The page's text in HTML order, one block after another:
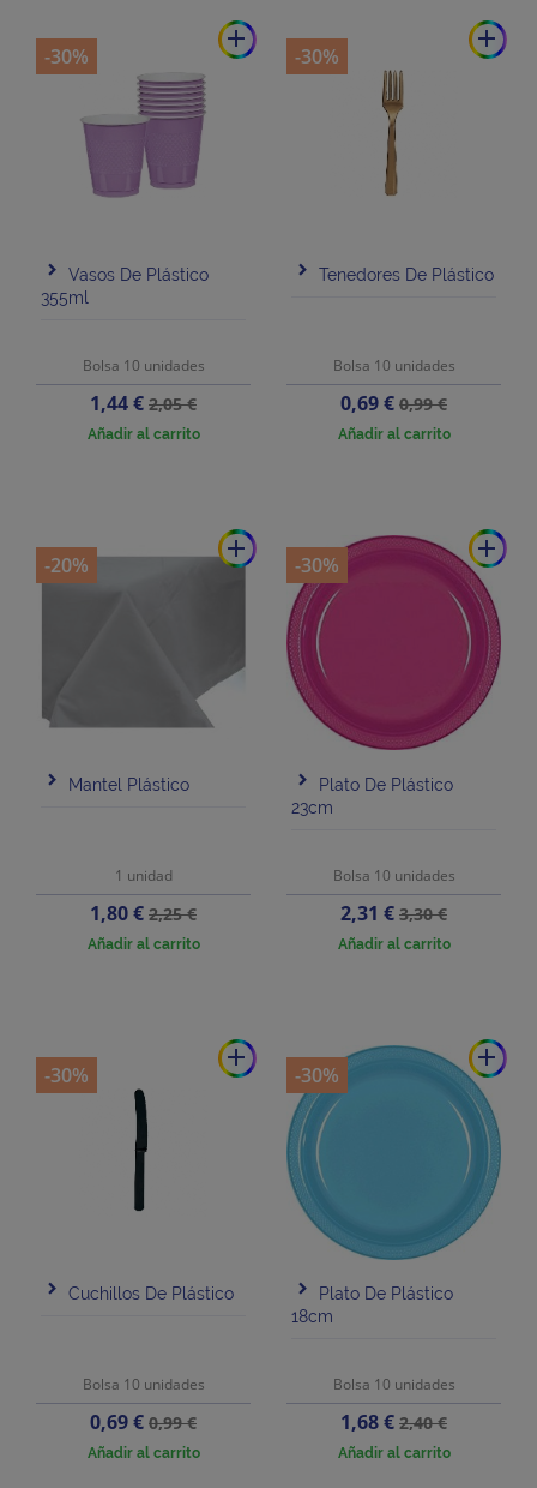
add
Vasos De Plástico
355ml
Bolsa 10 unidades
Precio
1,44 €Precio
base
2,05 €
Añadir al carrito
-30%
add
Tenedores De Plástico
Bolsa 10 unidades
Precio
0,69 €Precio
base
0,99 €
Añadir al carrito
-30%
add
Mantel Plástico
1 unidad
Precio
1,80 €Precio
base
2,25 €
Añadir al carrito
-20%
add
Plato De Plástico
23cm
Bolsa 10 unidades
Precio
2,31 €Precio
base
3,30 €
Añadir al carrito
-30%
add
Cuchillos De Plástico
Bolsa 10 unidades
Precio
0,69 €Precio
base
0,99 €
Añadir al carrito
-30%
add
Plato De Plástico
18cm
Bolsa 10 unidades
Precio
1,68 €Precio
base
2,40 €
Añadir al carrito
-30%